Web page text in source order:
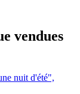
vendues